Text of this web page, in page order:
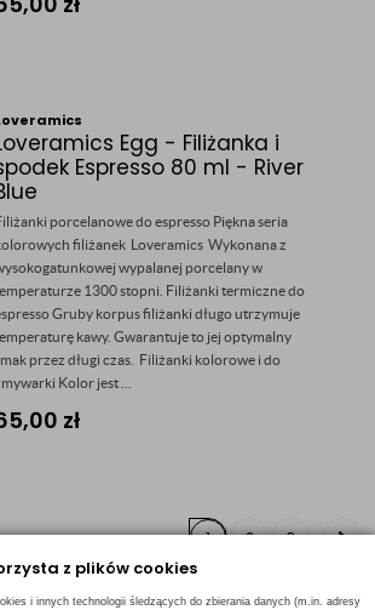
z plików cookies
i innych technologii śledzących do zbierania danych (m.in. adresy
Egg - Filiżanka i
Espresso 80 ml - River
porcelanowe do espresso Piękna seria
filiżanek Loveramics Wykonana z
wypalanej porcelany w
1300 stopni. Filiżanki termiczne do
Gruby korpus filiżanki długo utrzymuje
kawy. Gwarantuje to jej optymalny
przez długi czas. Filiżanki kolorowe i do
Kolor jest ...
zł
1 2 3